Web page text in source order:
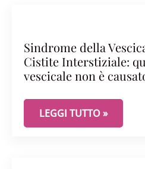
Sindrome della
Cistite Interstiziale:
vescicale non è
SINDROME DELLA
LEGGI TUTTO »